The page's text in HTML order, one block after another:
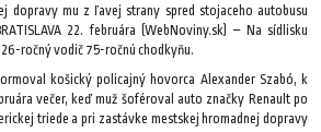
dopravy mu z ľavej strany spred stojaceho autobusu
22. februára (WebNoviny.sk) – Na sídlisku
ročný vodič 75-ročnú chodkyňu.
košický policajný hovorca Alexander Szabó, k
večer, keď muž šoféroval auto značky Renault po
triede a pri zastávke mestskej hromadnej dopravy